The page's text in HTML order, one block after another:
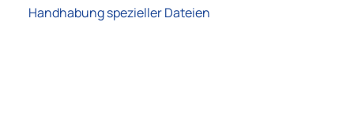
Handhabung spezieller Dateien